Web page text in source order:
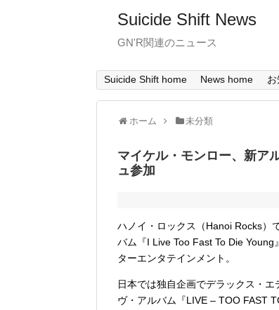
Suicide Shift News
GN'R関連のニュース
Suicide Shift home News home
ホーム 未分類
マイケル・モンロー、新ア
ュ参加
ハノイ・ロックス（Hanoi Rocks）
バム『I Live Too Fast To Die
ターエンタテインメント。
日本では独自企画でデラックス・
ヴ・アルバム『LIVE – TOO FAST